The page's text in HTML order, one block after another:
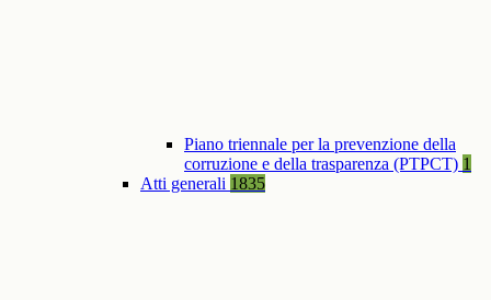
Piano triennale per la prevenzione della
corruzione e della trasparenza (PTPCT) 1
Atti generali 1835